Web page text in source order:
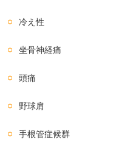
冷え性
坐骨神経痛
頭痛
野球肩
手根管症候群